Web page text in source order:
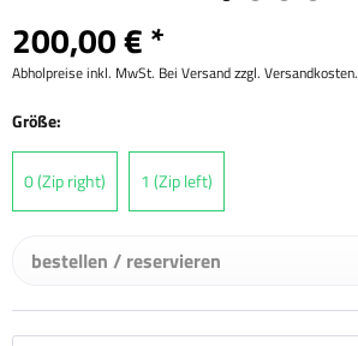
200,00 € *
Abholpreise inkl. MwSt. Bei Versand zzgl. Versandkosten.
Größe:
0 (Zip right) 1 (Zip left)
bestellen / reservieren